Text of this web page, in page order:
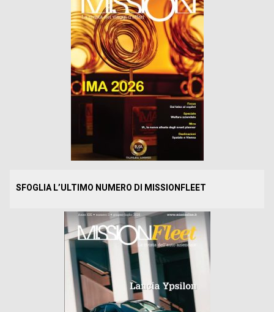
SFOGLIA L’ULTIMO NUMERO DI MISSIONFLEET